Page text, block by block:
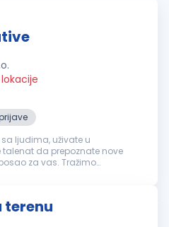
ljudima, uživate u
da prepoznate nove
za vas. Tražimo
terenu